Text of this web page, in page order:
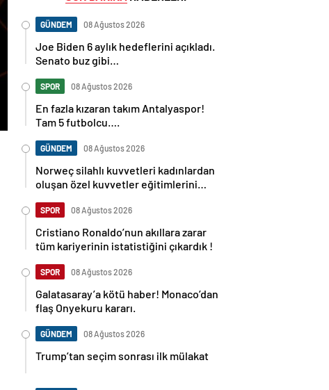
GÜNDEM 08 Ağustos 2026
Joe Biden 6 aylık hedeflerini açıkladı.
Senato buz gibi…
SPOR 08 Ağustos 2026
En fazla kızaran takım Antalyaspor!
Tam 5 futbolcu….
GÜNDEM 08 Ağustos 2026
Norweç silahlı kuvvetleri kadınlardan
oluşan özel kuvvetler eğitimlerini
SPOR 08 Ağustos 2026
Cristiano Ronaldo’nun akıllara zarar
tüm kariyerinin istatistiğini çıkardık !
SPOR 08 Ağustos 2026
Galatasaray’a kötü haber! Monaco’dan
flaş Onyekuru kararı.
GÜNDEM 08 Ağustos 2026
Trump’tan seçim sonrası ilk mülakat